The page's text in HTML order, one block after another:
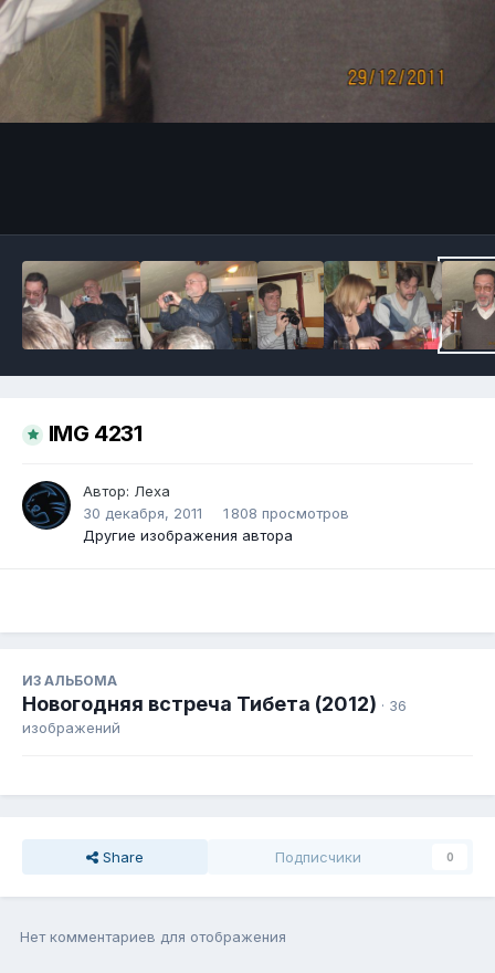
IMG 4231
Автор: Леха
30 декабря, 2011
1 808 просмотров
Другие изображения автора
ИЗ АЛЬБОМА
Новогодняя встреча Тибета (2012) · 36
изображений
Share Подписчики 0
Нет комментариев для отображения